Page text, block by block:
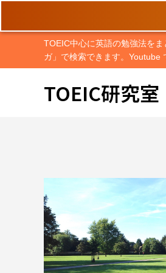
TOEIC中心に英語の勉強法を
ガ」で検索できます。Youtube
TOEIC研究室